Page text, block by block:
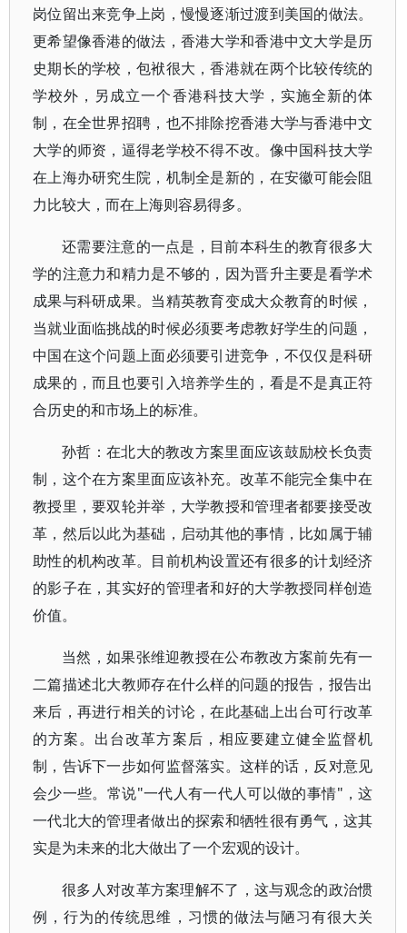
岗位留出来竞争上岗，慢慢逐渐过渡到美国的做法。
更希望像香港的做法，香港大学和香港中文大学是历
史期长的学校，包袱很大，香港就在两个比较传统的
学校外，另成立一个香港科技大学，实施全新的体
制，在全世界招聘，也不排除挖香港大学与香港中文
大学的师资，逼得老学校不得不改。像中国科技大学
在上海办研究生院，机制全是新的，在安徽可能会阻
力比较大，而在上海则容易得多。
还需要注意的一点是，目前本科生的教育很多大
学的注意力和精力是不够的，因为晋升主要是看学术
成果与科研成果。当精英教育变成大众教育的时候，
当就业面临挑战的时候必须要考虑教好学生的问题，
中国在这个问题上面必须要引进竞争，不仅仅是科研
成果的，而且也要引入培养学生的，看是不是真正符
合历史的和市场上的标准。
孙哲：在北大的教改方案里面应该鼓励校长负责
制，这个在方案里面应该补充。改革不能完全集中在
教授里，要双轮并举，大学教授和管理者都要接受改
革，然后以此为基础，启动其他的事情，比如属于辅
助性的机构改革。目前机构设置还有很多的计划经济
的影子在，其实好的管理者和好的大学教授同样创造
价值。
当然，如果张维迎教授在公布教改方案前先有一
二篇描述北大教师存在什么样的问题的报告，报告出
来后，再进行相关的讨论，在此基础上出台可行改革
的方案。出台改革方案后，相应要建立健全监督机
制，告诉下一步如何监督落实。这样的话，反对意见
会少一些。常说"一代人有一代人可以做的事情"，这
一代北大的管理者做出的探索和牺牲很有勇气，这其
实是为未来的北大做出了一个宏观的设计。
很多人对改革方案理解不了，这与观念的政治惯
例，行为的传统思维，习惯的做法与陋习有很大关